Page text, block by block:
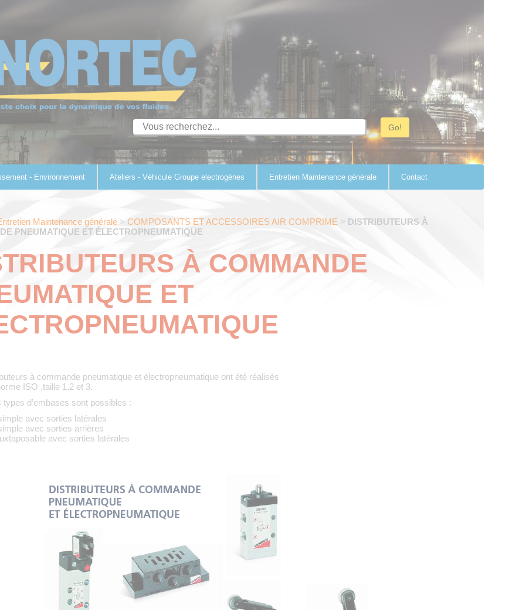
- Environnement Ateliers - Véhicule Groupe electrogènes Entretien Maintenance générale Contact
Maintenance générale > COMPOSANTS ET ACCESSOIRES AIR COMPRIME > DISTRIBUTEURS À
PNEUMATIQUE ET ÉLECTROPNEUMATIQUE
À COMMANDE
ET
à commande pneumatique et électropneumatique ont été réalisés
ISO ,taille 1,2 et 3.
types d’embases sont possibles :
avec sorties latérales
avec sorties arrières
avec sorties latérales